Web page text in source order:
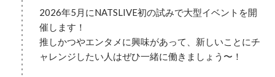
2026年5月にNATSLIVE初の試みで大型イベントを開
催します！
推しかつやエンタメに興味があって、新しいことにチ
ャレンジしたい人はぜひ一緒に働きましょう〜！